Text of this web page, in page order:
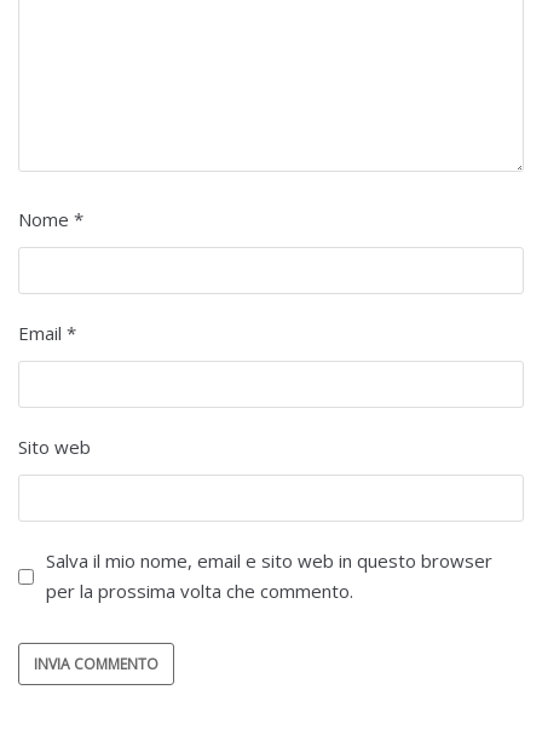
Nome *
Email *
Sito web
Salva il mio nome, email e sito web in questo browser
per la prossima volta che commento.